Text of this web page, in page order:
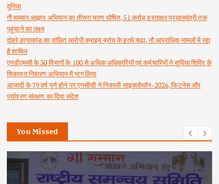
दुनिया
गौ सम्मान आह्वान अभियान का तीसरा चरण घोषित, 51 करोड़ हस्ताक्षर प्रधानमंत्री तक
पहुंचाने का लक्ष्य
दोहरे हत्याकांड का वांछित आरोपी क्राइम ब्रांच के हत्थे चढ़ा, नौ आपराधिक मामलों में रहा
है शामिल
एनडीएमसी के 30 विभागों के 100 से अधिक अधिकारियों एवं कर्मचारियों ने सुविधा शिविर के
शिकायत निवारण अभियान में भाग लिया
आजादी के 79 वर्ष पूर्ण होने पर एनसीसी ने निकाली साइक्लोथॉन-2026, फिटनेस और
पर्यावरण संरक्षण का दिया संदेश
You Missed